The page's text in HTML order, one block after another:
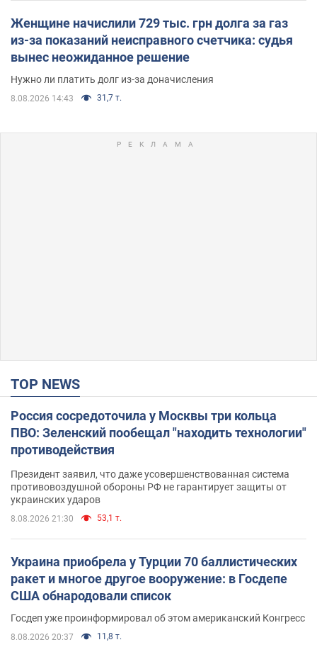
Женщине начислили 729 тыс. грн долга за газ
из-за показаний неисправного счетчика: судья
вынес неожиданное решение
Нужно ли платить долг из-за доначисления
8.08.2026 14:43 31,7 т.
TOP NEWS
Россия сосредоточила у Москвы три кольца
ПВО: Зеленский пообещал "находить технологии"
противодействия
Президент заявил, что даже усовершенствованная система
противовоздушной обороны РФ не гарантирует защиты от
украинских ударов
8.08.2026 21:30 53,1 т.
Украина приобрела у Турции 70 баллистических
ракет и многое другое вооружение: в Госдепе
США обнародовали список
Госдеп уже проинформировал об этом американский Конгресс
8.08.2026 20:37 11,8 т.